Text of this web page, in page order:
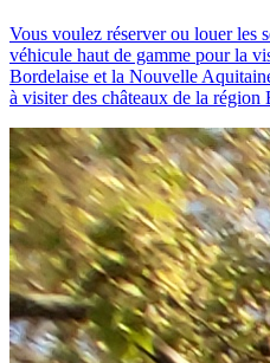
Vous voulez réserver ou louer les
véhicule haut de gamme pour la
Bordelaise et la Nouvelle
à visiter des châteaux de la région